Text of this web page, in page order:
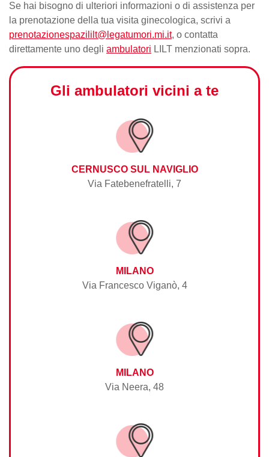
Se hai bisogno di ulteriori informazioni o di assistenza per
la prenotazione della tua visita ginecologica, scrivi a
prenotazionespazililt@legatumori.mi.it, o contatta
direttamente uno degli ambulatori LILT menzionati sopra.
Gli ambulatori vicini a te
CERNUSCO SUL NAVIGLIO
Via Fatebenefratelli, 7
MILANO
Via Francesco Viganò, 4
MILANO
Via Neera, 48